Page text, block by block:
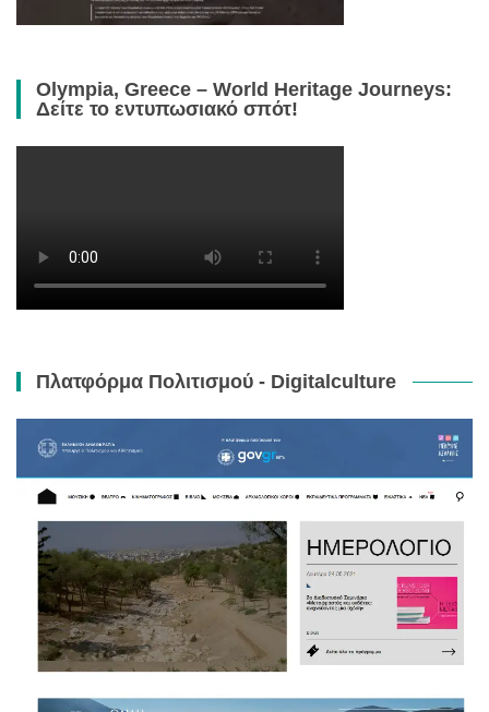
Olympia, Greece – World Heritage Journeys:
Δείτε το εντυπωσιακό σπότ!
Πλατφόρμα Πολιτισμού - Digitalculture